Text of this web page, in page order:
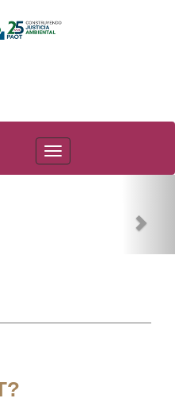
PAOT